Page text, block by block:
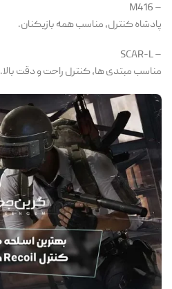
– M416
پادشاه کنترل، مناسب همه بازیکنان.
– SCAR-L
مناسب مبتدی ها، کنترل راحت و دقت بالا.